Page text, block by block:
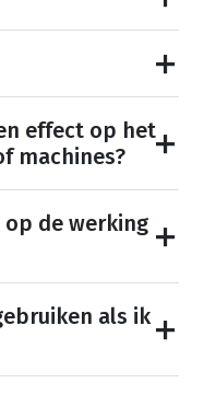
effect op het
machines?
de werking
als ik